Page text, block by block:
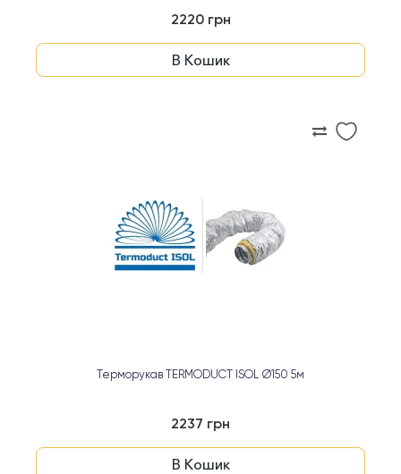
2220 грн
В Кошик
Терморукав TERMODUCT ISOL Ø150 5м
2237 грн
В Кошик